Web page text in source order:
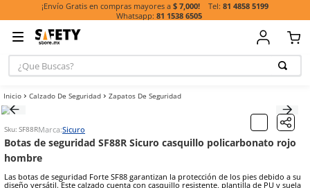
¡Envío Gratis en compras mayores a$ 7,000!
81 1538 6505
¿Que Buscas?
Sku: SF88R
Botas de seguridad SF88R Sicuro casquillo
TÉRMINOS MÁS
BUSCADOS
1.
casco
2
botas